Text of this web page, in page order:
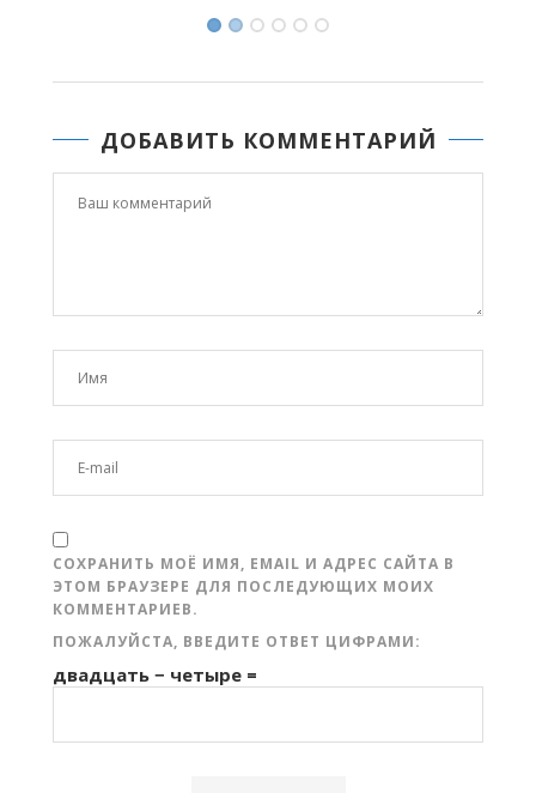
ДОБАВИТЬ КОММЕНТАРИЙ
СОХРАНИТЬ МОЁ ИМЯ, EMAIL И АДРЕС САЙТА В
ЭТОМ БРАУЗЕРЕ ДЛЯ ПОСЛЕДУЮЩИХ МОИХ
КОММЕНТАРИЕВ.
ПОЖАЛУЙСТА, ВВЕДИТЕ ОТВЕТ ЦИФРАМИ:
двадцать − четыре =